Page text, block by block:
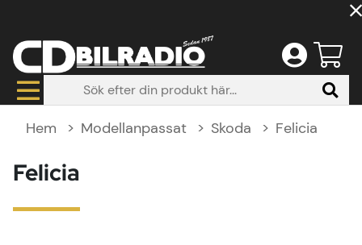
Hem Modellanpassat Skoda Felicia
Felicia